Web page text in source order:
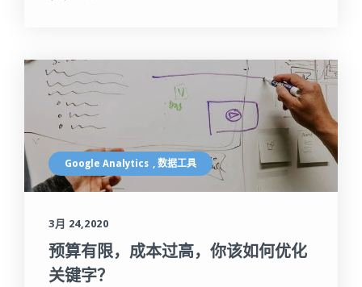
Google Analytics , 数据工具
3月 24,2020
预算有限，成本过高，你该如何优化
关键字？